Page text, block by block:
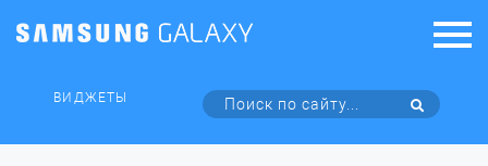
ВИДЖЕТЫ